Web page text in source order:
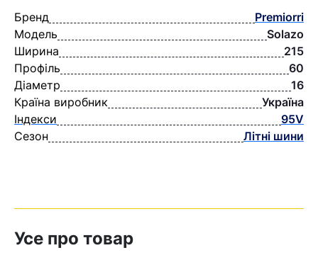
Бренд
Premiorri
Модель
Solazo
Ширина
215
Профіль
60
Діаметр
16
Країна виробник
Україна
Індекси
95V
Сезон
Літні шини
Усе про товар